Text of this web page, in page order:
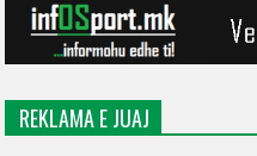
REKLAMA E JUAJ